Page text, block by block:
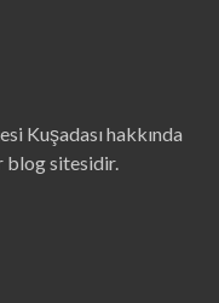
Kuşadası hakkında
blog sitesidir.